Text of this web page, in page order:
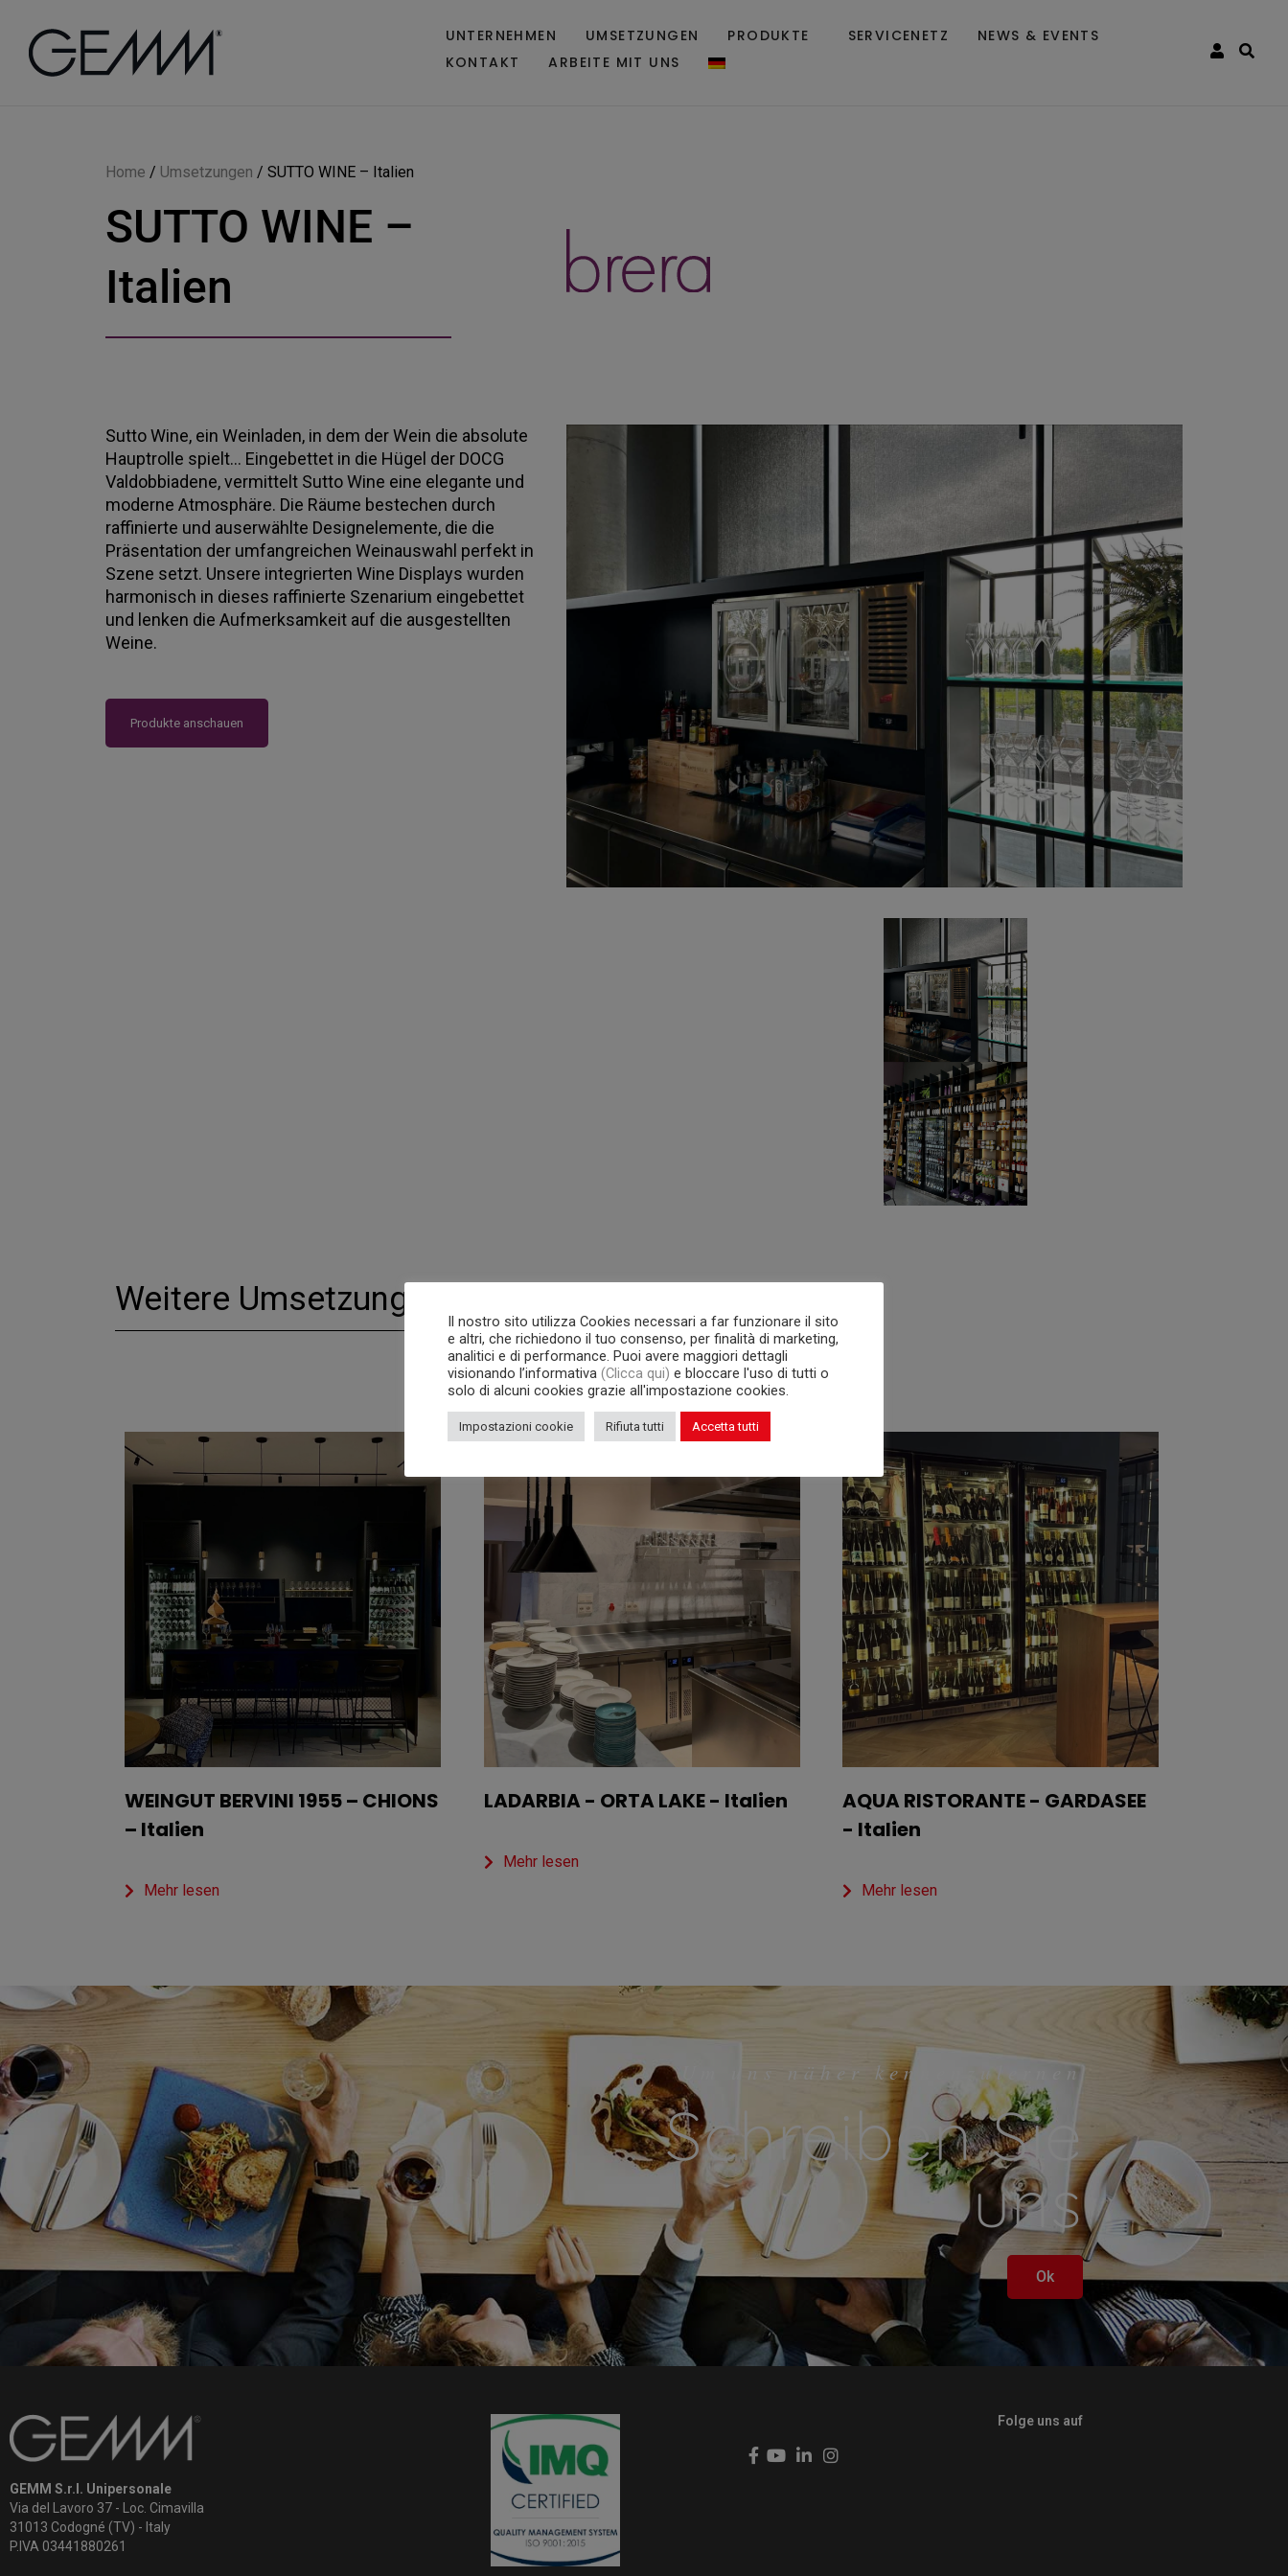
UNTERNEHMEN UMSETZUNGEN PRODUKTE SERVICENETZ
NEWS & EVENTS
KONTAKT
ARBEITE MIT UNS
Home / Umsetzungen / SUTTO WINE – Italien
SUTTO WINE –
Italien
Sutto Wine, ein Weinladen, in dem der Wein die absolute
Hauptrolle spielt... Eingebettet in die Hügel der DOCG
Valdobbiadene, vermittelt Sutto Wine eine elegante und
moderne Atmosphäre. Die Räume bestechen durch
raffinierte und auserwählte Designelemente, die die
Präsentation der umfangreichen Weinauswahl perfekt in
Szene setzt. Unsere integrierten Wine Displays wurden
harmonisch in dieses raffinierte Szenarium eingebettet
und lenken die Aufmerksamkeit auf die ausgestellten
Weine.
Produkte anschauen
Weitere Umsetzungen
WEINGUT BERVINI 1955 – CHIONS
– Italien
Mehr lesen
LADARBIA - ORTA LAKE - Italien
Mehr lesen
AQUA RISTORANTE - GARDASEE
- Italien
Mehr lesen
Um uns näher kennenzulernen
Schreiben Sie
uns
Ok
GEMM S.r.l. Unipersonale
Via del Lavoro 37 - Loc. Cimavilla
31013 Codogné (TV) - Italy
P.IVA 03441880261
Folge uns auf
Il nostro sito utilizza Cookies necessari a far funzionare il sito
e altri, che richiedono il tuo consenso, per finalità di marketing,
analitici e di performance. Puoi avere maggiori dettagli
visionando l’informativa (Clicca qui) e bloccare l'uso di tutti o
solo di alcuni cookies grazie all'impostazione cookies.
Impostazioni cookie Rifiuta tutti Accetta tutti